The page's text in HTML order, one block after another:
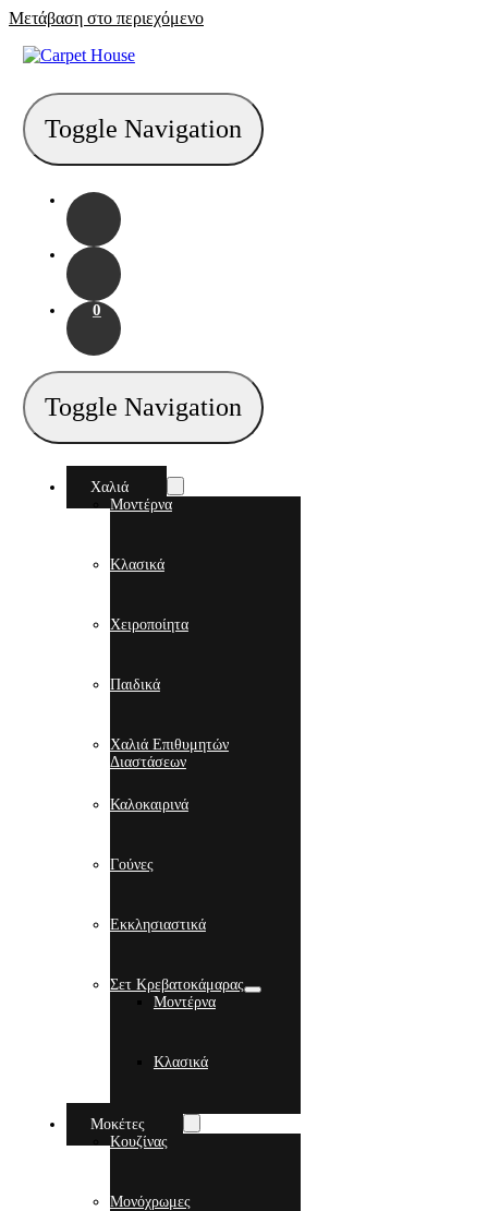
Μετάβαση στο περιεχόμενο
Toggle Navigation
0
Toggle Navigation
Χαλιά
Μοντέρνα
Κλασικά
Χειροποίητα
Παιδικά
Χαλιά Επιθυμητών
Διαστάσεων
Καλοκαιρινά
Γούνες
Εκκλησιαστικά
Σετ Κρεβατοκάμαρας
Μοντέρνα
Κλασικά
Μοκέτες
Κουζίνας
Μονόχρωμες